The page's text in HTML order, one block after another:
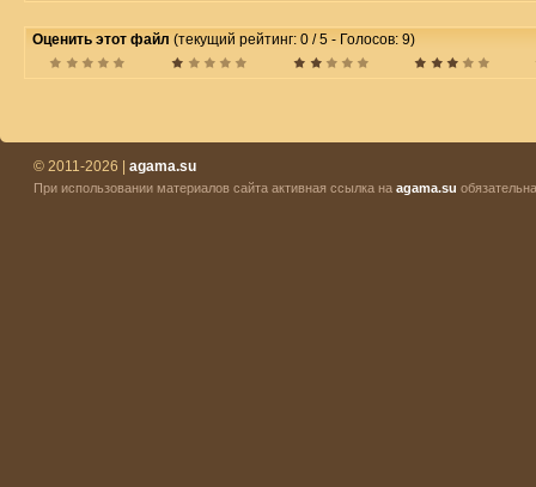
Оценить этот файл (текущий рейтинг: 0 / 5 - Голосов: 9)
© 2011-2026 | agama.su
При использовании материалов сайта активная ссылка на agama.su